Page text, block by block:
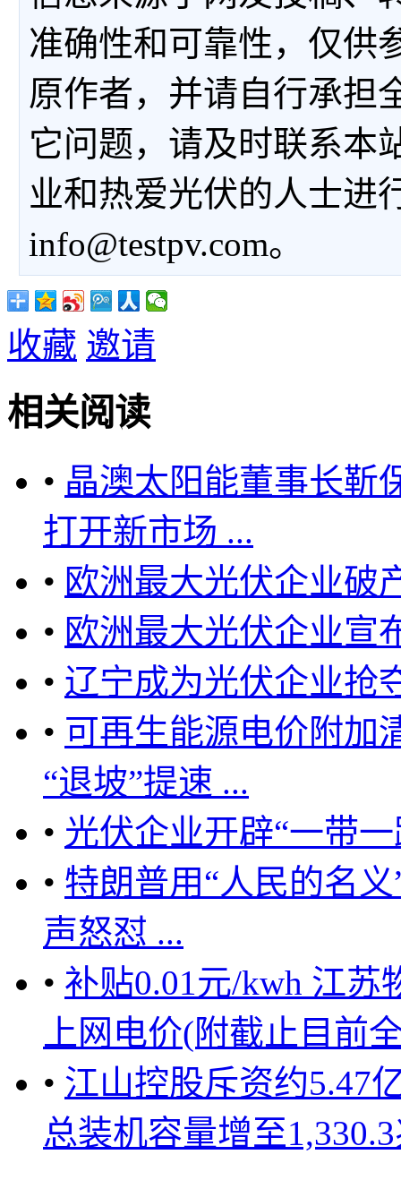
准确性和可靠性，仅供
原作者，并请自行承担
它问题，请及时联系本
业和热爱光伏的人士进
info@testpv.com。
收藏 邀请
相关阅读
• 晶澳太阳能董事长靳
打开新市场 ...
• 欧洲最大光伏企业破
• 欧洲最大光伏企业宣
• 辽宁成为光伏企业抢
• 可再生能源电价附加
“退坡”提速 ...
• 光伏企业开辟“一带
• 特朗普用“人民的名
声怒怼 ...
• 补贴0.01元/kwh 江苏
上网电价(附截止目前
• 江山控股斥资约5.47
总装机容量增至